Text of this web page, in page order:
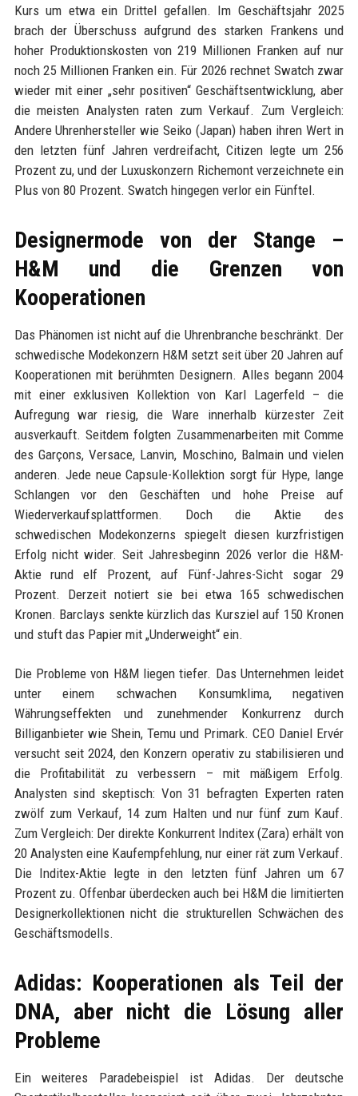
Kurs um etwa ein Drittel gefallen. Im Geschäftsjahr 2025
brach der Überschuss aufgrund des starken Frankens und
hoher Produktionskosten von 219 Millionen Franken auf nur
noch 25 Millionen Franken ein. Für 2026 rechnet Swatch zwar
wieder mit einer „sehr positiven“ Geschäftsentwicklung, aber
die meisten Analysten raten zum Verkauf. Zum Vergleich:
Andere Uhrenhersteller wie Seiko (Japan) haben ihren Wert in
den letzten fünf Jahren verdreifacht, Citizen legte um 256
Prozent zu, und der Luxuskonzern Richemont verzeichnete ein
Plus von 80 Prozent. Swatch hingegen verlor ein Fünftel.
Designermode von der Stange –
H&M und die Grenzen von
Kooperationen
Das Phänomen ist nicht auf die Uhrenbranche beschränkt. Der
schwedische Modekonzern H&M setzt seit über 20 Jahren auf
Kooperationen mit berühmten Designern. Alles begann 2004
mit einer exklusiven Kollektion von Karl Lagerfeld – die
Aufregung war riesig, die Ware innerhalb kürzester Zeit
ausverkauft. Seitdem folgten Zusammenarbeiten mit Comme
des Garçons, Versace, Lanvin, Moschino, Balmain und vielen
anderen. Jede neue Capsule-Kollektion sorgt für Hype, lange
Schlangen vor den Geschäften und hohe Preise auf
Wiederverkaufsplattformen. Doch die Aktie des
schwedischen Modekonzerns spiegelt diesen kurzfristigen
Erfolg nicht wider. Seit Jahresbeginn 2026 verlor die H&M-
Aktie rund elf Prozent, auf Fünf-Jahres-Sicht sogar 29
Prozent. Derzeit notiert sie bei etwa 165 schwedischen
Kronen. Barclays senkte kürzlich das Kursziel auf 150 Kronen
und stuft das Papier mit „Underweight“ ein.
Die Probleme von H&M liegen tiefer. Das Unternehmen leidet
unter einem schwachen Konsumklima, negativen
Währungseffekten und zunehmender Konkurrenz durch
Billiganbieter wie Shein, Temu und Primark. CEO Daniel Ervér
versucht seit 2024, den Konzern operativ zu stabilisieren und
die Profitabilität zu verbessern – mit mäßigem Erfolg.
Analysten sind skeptisch: Von 31 befragten Experten raten
zwölf zum Verkauf, 14 zum Halten und nur fünf zum Kauf.
Zum Vergleich: Der direkte Konkurrent Inditex (Zara) erhält von
20 Analysten eine Kaufempfehlung, nur einer rät zum Verkauf.
Die Inditex-Aktie legte in den letzten fünf Jahren um 67
Prozent zu. Offenbar überdecken auch bei H&M die limitierten
Designerkollektionen nicht die strukturellen Schwächen des
Geschäftsmodells.
Adidas: Kooperationen als Teil der
DNA, aber nicht die Lösung aller
Probleme
Ein weiteres Paradebeispiel ist Adidas. Der deutsche